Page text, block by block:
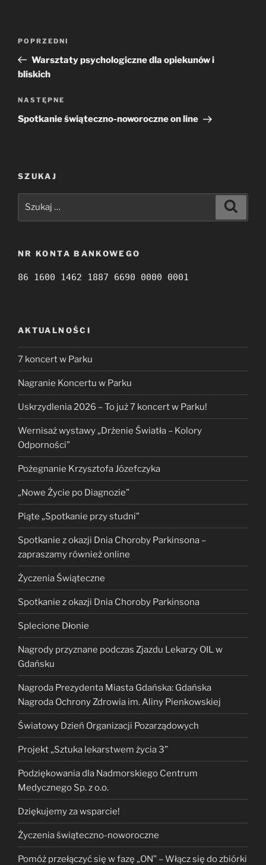
Poprzedni
wpis
POPRZEDNI
Warsztaty psychologiczne dla opiekunów i
bliskich
Następny
wpis
NASTĘPNE
Spotkanie świąteczno-noworoczne on line
SZUKAJ
NR KONTA BANKOWEGO
86 1600 1462 1887 6690 0000 0001
AKTUALNOŚCI
7 koncert w Parku
Nagranie Koncertu w Parku
Uskrzydlenia 2026 – To już 7 koncert w Parku!
Wernisaż wystawy „Drżenie Światła – Kolory
Odporności”
Pożegnanie Krzysztofa Józefczyka
„Nowe Życie po Diagnozie”
Piąte „Spotkanie przy studni”
Spotkanie z okazji Dnia Choroby Parkinsona –
zapraszamy również online
Życzenia Świąteczne
Spotkanie z okazji Dnia Choroby Parkinsona
Splecione Dłonie
Nagrody przyznane podczas Zjazdu Lekarzy OIL w
Gdańsku
Nagroda Prezydenta Miasta Gdańska: Gdańska
Nagroda Ochrony Zdrowia im. Aliny Pienkowskiej
Światowy Dzień Organizacji Pozarządowych
Projekt „Sztuka lekarstwem życia 3”
Podziękowania dla Nadmorskiego Centrum
Medycznego Sp. z o.o.
Dziękujemy za wsparcie!
Życzenia świąteczno-noworoczne
Pomóż przełączyć się w fazę „ON” – Włącz się do zbiórki